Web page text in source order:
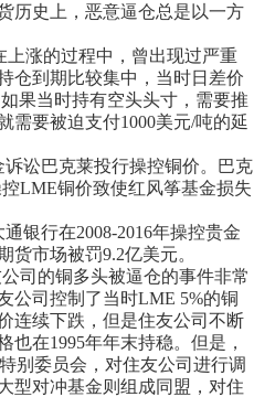
历史上，恶意逼仓总是以一方
上涨的过程中，曾出现过严重
仓到期比较集中，当时日差价
果当时持有空头头寸，需要推
需要被迫支付1000美元/吨的延
诉讼巴克莱投行操控铜价。巴克
LME铜价致使红风筝基金损失
银行在2008-2016年操控贵金
货市场被罚9.2亿美元。
司的铜多头被逼仓的事件非常
公司控制了当时LME 5%的铜
连续下跌，但是住友公司不断
也在1995年年末持稳。但是，
别委员会，对住友公司进行调
型对冲基金则组成同盟，对住